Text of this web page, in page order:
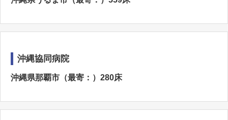
沖縄協同病院
沖縄県那覇市（最寄：）280床